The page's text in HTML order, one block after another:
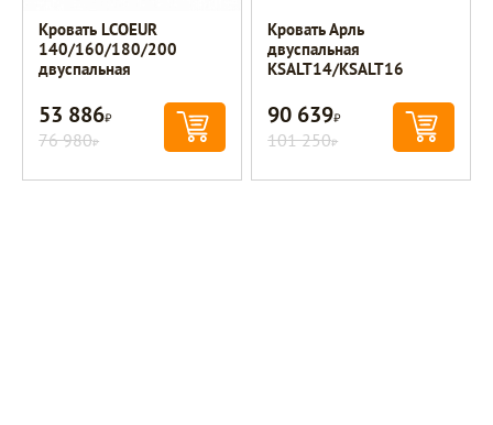
Кровать LCOEUR
140/160/180/200
двуспальная
53 886Р
76 980Р
Кровать Арль
двуспальная
KSALT14/KSALT16
90 639Р
101 250Р